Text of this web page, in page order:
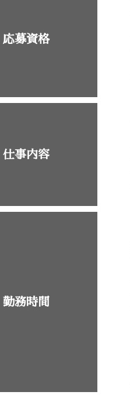
応募資格
仕事内容
勤務時間